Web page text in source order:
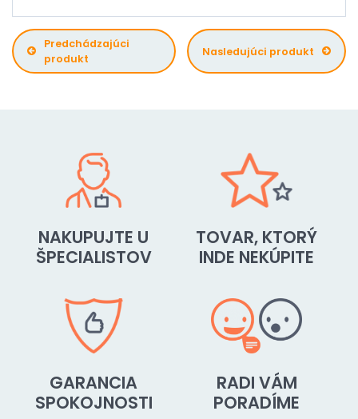
Predchádzajúci
produkt
Nasledujúci produkt
NAKUPUJTE U
ŠPECIALISTOV
TOVAR, KTORÝ
INDE NEKÚPITE
GARANCIA
SPOKOJNOSTI
RADI VÁM
PORADÍME